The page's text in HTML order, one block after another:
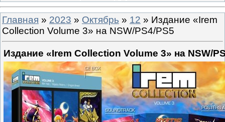
Главная » 2023 » Октябрь » 12 » Издание «Irem
Collection Volume 3» на NSW/PS4/PS5
Издание «Irem Collection Volume 3» на NSW/